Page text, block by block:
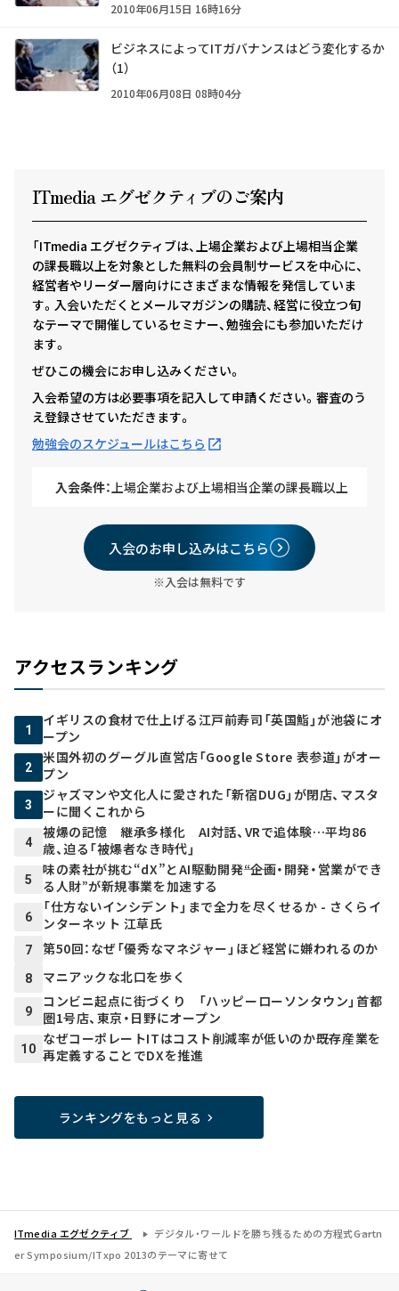
2010年06月15日 16時16分
ビジネスによってITガバナンスはどう変化するか
（1）
2010年06月08日 08時04分
ITmedia エグゼクティ ブのご案内
「ITmedia エグゼクティブは、上場企業および上場相当企業
の課長職以上を対象とした無料の会員制サービスを中心に、
経営者やリーダー層向けにさまざまな情報を発信していま
す。入会いただくとメールマガジンの購読、経営に役立つ旬
なテーマで開催しているセミナー、勉強会にも参加いただけ
ます。
ぜひこの機会にお申し込みください。
入会希望の方は必要事項を記入して申請ください。審査のう
え登録させていただきます。
勉強会のスケジュールはこちら
入会条件：上場企業および上場相当企業の課長職以上
入会のお申し込みはこちら
※入会は無料です
アクセスランキング
1
イギリスの食材で仕上げる江戸前寿司「英国鮨」が池袋にオ
ープン
2
米国外初のグーグル直営店「Google Store 表参道」がオー
プン
3
ジャズマンや文化人に愛された「新宿DUG」が閉店、マスタ
ーに聞くこれから
4
被爆の記憶 継承多様化 AI対話、VRで追体験…平均86
歳、迫る「被爆者なき時代」
5
味の素社が挑む“dX”とAI駆動開発――“企画・開発・営業ができ
る人財”が新規事業を加速する
6
「仕方ないインシデント」まで全力を尽くせるか - さくらイ
ンターネット 江草氏
7 第50回：なぜ「優秀なマネジャー」ほど経営に嫌われるのか
8 マニアックな北口を歩く
9
コンビニ起点に街づくり 「ハッピーローソンタウン」首都
圏1号店、東京・日野にオープン
10
なぜコーポレートITはコスト削減率が低いのか――既存産業を
再定義することでDXを推進
ランキングをもっと見る
ITmedia エグゼクティブ
デジタル・ワールドを勝ち残るための方程式――Gartn
er Symposium/ITxpo 2013のテーマに寄せて